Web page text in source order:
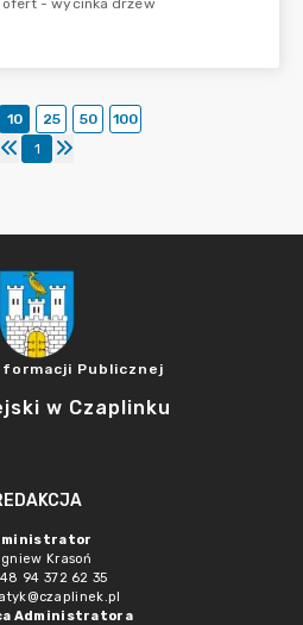
ofert - wycinka drzew
10 25 50
100
1
Publicznej
w Czaplinku
Krasoń
94 372 62 35
Administratora